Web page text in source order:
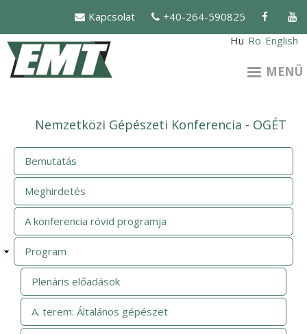
tartalomra
Kapcsolat
+40-264-590825
Hu Ro English
MENÜ
Nemzetközi Gépészeti Konferencia - OGÉT
Bemutatás
Meghirdetés
A konferencia rövid programja
Program
Plenáris előadások
A. terem: Általános gépészet